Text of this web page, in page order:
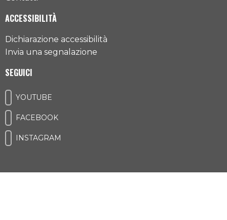
ACCESSIBILITÀ
Dichiarazione accessibilità
Invia una segnalazione
SEGUICI
YOUTUBE
FACEBOOK
INSTAGRAM